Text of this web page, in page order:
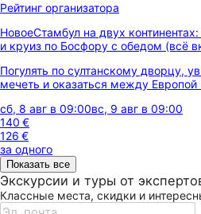
Рейтинг организатора
НовоеСтамбул на двух
и круиз по Босфору с обедом (всё
Погулять по султанскому дворцу,
мечеть и оказаться между Европой
сб, 8 авг в 09:00вс, 9 авг в 09:00
140 €
126 €
за одного
Показать все
Экскурсии и туры от
Классные места, скидки и